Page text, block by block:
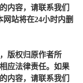
内容，请联系我们
网站将在24小时内删
版权归原作者所
应法律责任。如果
内容，请联系我们